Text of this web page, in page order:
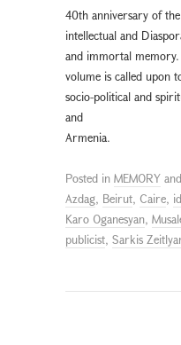
40th anniversary of
intellectual and
and immortal memory.
volume is called upon
socio-political and
and
Armenia.
Posted in MEMORY
Azdag, Beirut, Cairе,
Karo Oganesyan,
publicist, Sarkis